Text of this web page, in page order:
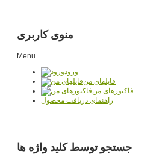
منوی کاربری
Menu
ورود
فایلهای من
فاکتورهای من
راهنمای دریافت محصول
جستجو توسط کلید واژه ها